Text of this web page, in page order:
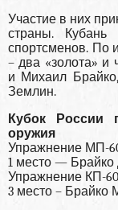
Участие в них
страны. Кубань
спортсменов. По
– два «золота» и
и Михаил
Землин.
Кубок России
оружия
Упражнение МП-
1 место —
Упражнение КП-60
3 место – Брайко